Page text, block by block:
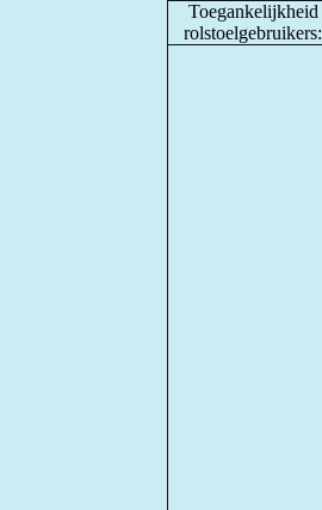
Toegankelijkheid
rolstoelgebruikers: